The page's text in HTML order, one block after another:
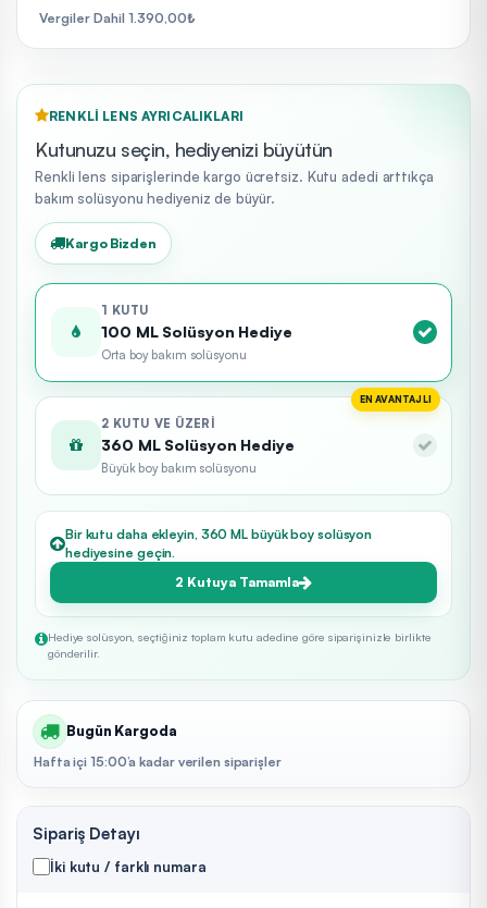
Vergiler Dahil 1.390,00₺
RENKLI LENS AYRICALIKLARI
Kutunuzu seçin, hediyenizi büyütün
Renkli lens siparişlerinde kargo ücretsiz. Kutu adedi arttıkça
bakım solüsyonu hediyeniz de büyür.
Kargo Bizden
1 KUTU
100 ML Solüsyon Hediye
Orta boy bakım solüsyonu
EN AVANTAJLI
2 KUTU VE ÜZERI
360 ML Solüsyon Hediye
Büyük boy bakım solüsyonu
Bir kutu daha ekleyin, 360 ML büyük boy solüsyon
hediyesine geçin.
2 Kutuya Tamamla
Hediye solüsyon, seçtiğiniz toplam kutu adedine göre siparişinizle birlikte
gönderilir.
Bugün Kargoda
Hafta içi 15:00’a kadar verilen siparişler
Sipariş Detayı
İki kutu / farklı numara